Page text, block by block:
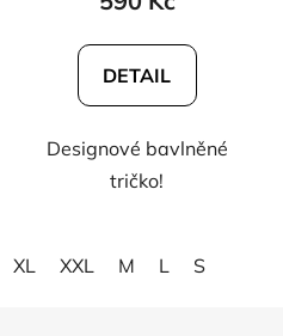
5,0
z
hvězdiček.
DETAIL
Designové bavlněné
tričko!
XL XXL M L S